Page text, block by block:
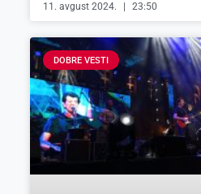
11. avgust 2024. 23:50
DOBRE VESTI